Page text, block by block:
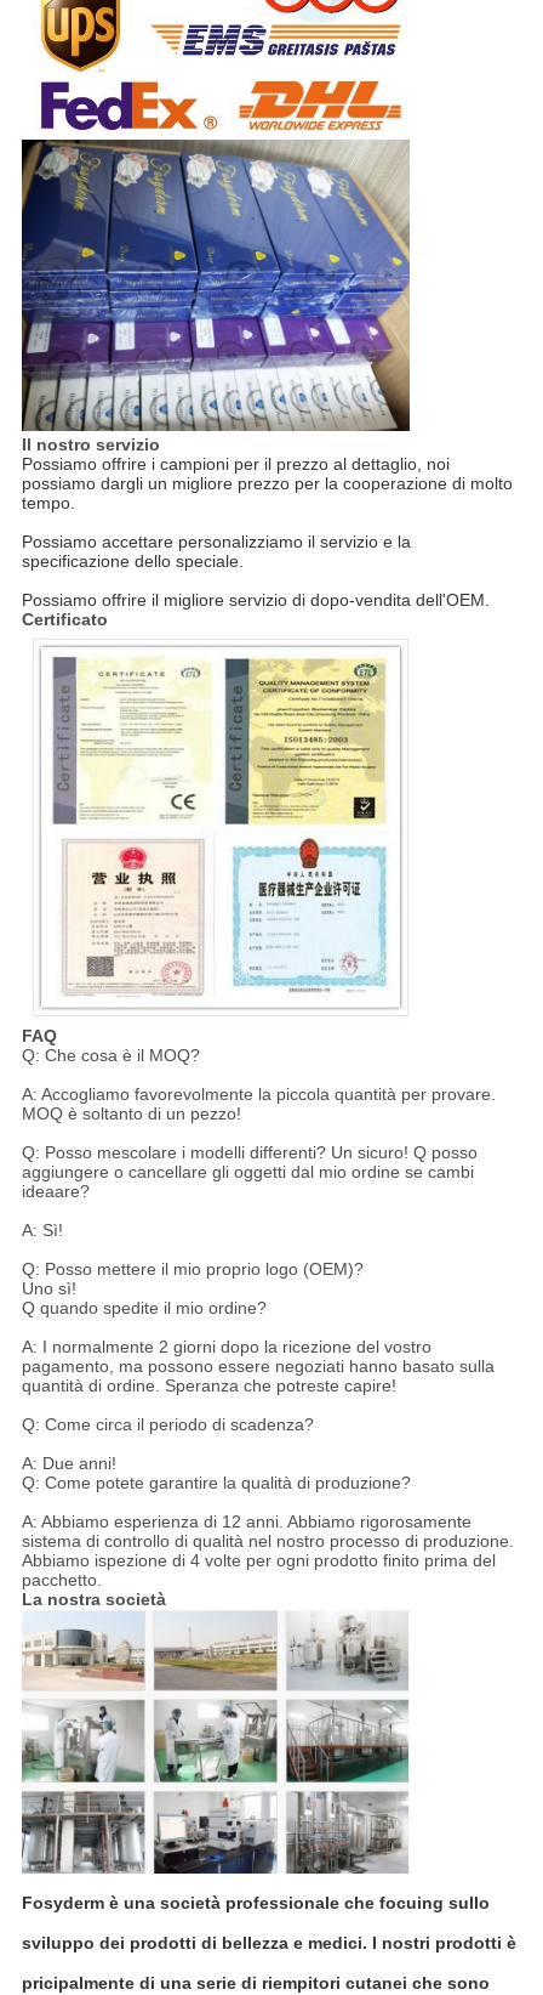
Il nostro servizio
Possiamo offrire i campioni per il prezzo al dettaglio, noi
possiamo dargli un migliore prezzo per la cooperazione di molto
tempo.
Possiamo accettare personalizziamo il servizio e la
specificazione dello speciale.
Possiamo offrire il migliore servizio di dopo-vendita dell'OEM.
Certificato
FAQ
Q: Che cosa è il MOQ?
A: Accogliamo favorevolmente la piccola quantità per provare.
MOQ è soltanto di un pezzo!
Q: Posso mescolare i modelli differenti? Un sicuro! Q posso
aggiungere o cancellare gli oggetti dal mio ordine se cambi
ideaare?
A: Sì!
Q: Posso mettere il mio proprio logo (OEM)?
Uno sì!
Q quando spedite il mio ordine?
A: I normalmente 2 giorni dopo la ricezione del vostro
pagamento, ma possono essere negoziati hanno basato sulla
quantità di ordine. Speranza che potreste capire!
Q: Come circa il periodo di scadenza?
A: Due anni!
Q: Come potete garantire la qualità di produzione?
A: Abbiamo esperienza di 12 anni. Abbiamo rigorosamente
sistema di controllo di qualità nel nostro processo di produzione.
Abbiamo ispezione di 4 volte per ogni prodotto finito prima del
pacchetto.
La nostra società
Fosyderm è una società professionale che focuing sullo
sviluppo dei prodotti di bellezza e medici. I nostri prodotti è
pricipalmente di una serie di riempitori cutanei che sono